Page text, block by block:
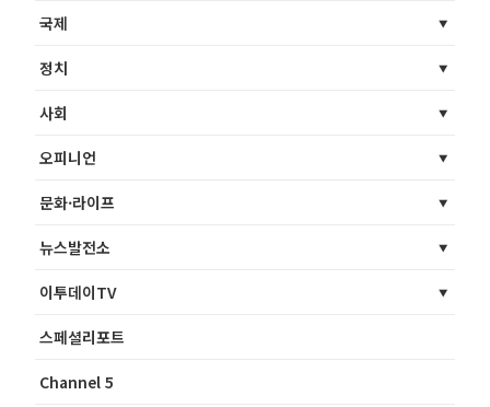
국제
정치
사회
오피니언
문화·라이프
뉴스발전소
이투데이TV
스페셜리포트
Channel 5